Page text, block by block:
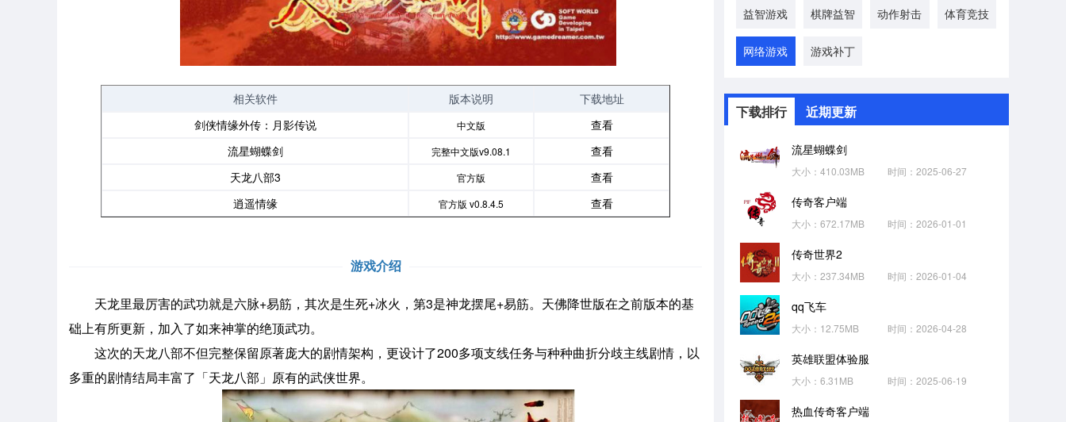
相关软件 版本说明
下载地址
剑侠情缘外传：月影传说
中文版
查看
流星蝴蝶剑
完整中文版v9.08.1
查看
天龙八部3
官方版
查看
逍遥情缘
官方版 v0.8.4.5 查看
游戏介绍
天龙里最厉害的武功就是六脉+易筋，其次是生死+冰火，第3是神龙摆尾+易筋。天佛降世版在之前版本的基
础上有所更新，加入了如来神掌的绝顶武功。
这次的天龙八部不但完整保留原著庞大的剧情架构，更设计了200多项支线任务与种种曲折分歧主线剧情，以
多重的剧情结局丰富了「天龙八部」原有的武侠世界。
益智游戏 棋牌益智 动作射击 体育竞技
网络游戏 游戏补丁
下载排行 近期更新
流星蝴蝶剑
大小：410.03MB 时间：2025-06-27
传奇客户端
大小：672.17MB 时间：2026-01-01
传奇世界2
大小：237.34MB 时间：2026-01-04
qq飞车
大小：12.75MB 时间：2026-04-28
英雄联盟体验服
大小：6.31MB 时间：2025-06-19
热血传奇客户端